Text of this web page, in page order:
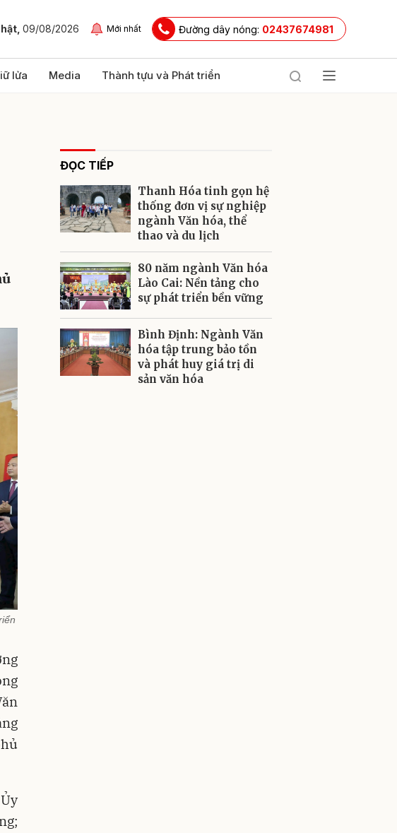
09/08/2026 Mới nhất Đường dây nóng: 02437674981
lửa Media Thành tựu và Phát triển
ĐỌC TIẾP
Thanh Hóa tinh gọn hệ
thống đơn vị sự nghiệp
ngành Văn hóa, thể
thao và du lịch
80 năm ngành Văn hóa
Lào Cai: Nền tảng cho
sự phát triển bền vững
Bình Định: Ngành Văn
hóa tập trung bảo tồn
và phát huy giá trị di
sản văn hóa
Gửi